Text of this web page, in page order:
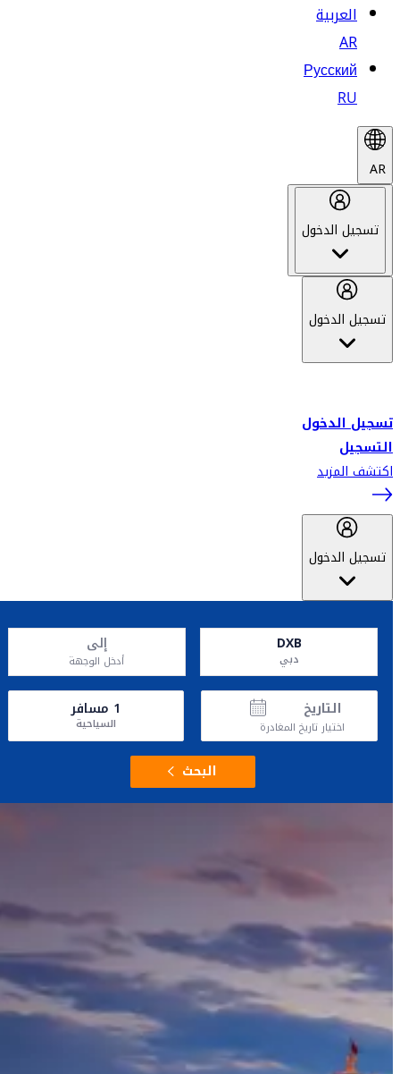
العربية
AR
Русский
RU
AR
تسجيل الدخول
تسجيل الدخول
تسجيل الدخول
التسجيل
اكتشف المزيد
تسجيل الدخول
DXB
دبي
إلى
أدخل الوجهة
التاريخ
اختيار تاريخ المغادرة
1 مسافر
السياحية
البحث